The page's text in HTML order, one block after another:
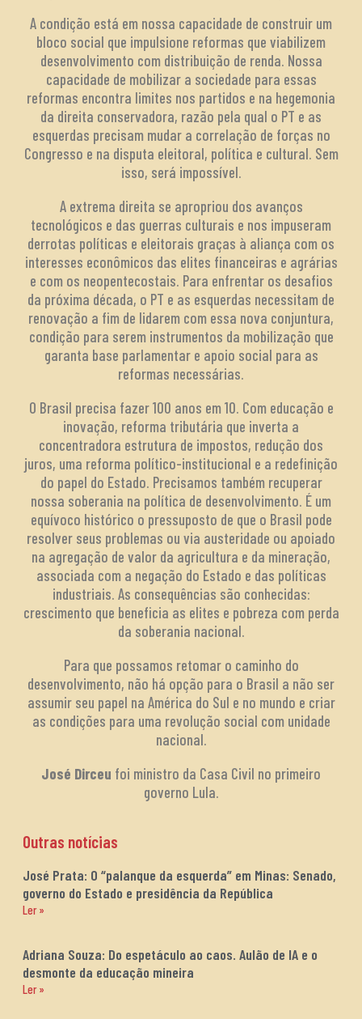
A condição está em nossa capacidade de construir um
bloco social que impulsione reformas que viabilizem
desenvolvimento com distribuição de renda. Nossa
capacidade de mobilizar a sociedade para essas
reformas encontra limites nos partidos e na hegemonia
da direita conservadora, razão pela qual o PT e as
esquerdas precisam mudar a correlação de forças no
Congresso e na disputa eleitoral, política e cultural. Sem
isso, será impossível.
A extrema direita se apropriou dos avanços
tecnológicos e das guerras culturais e nos impuseram
derrotas políticas e eleitorais graças à aliança com os
interesses econômicos das elites financeiras e agrárias
e com os neopentecostais. Para enfrentar os desafios
da próxima década, o PT e as esquerdas necessitam de
renovação a fim de lidarem com essa nova conjuntura,
condição para serem instrumentos da mobilização que
garanta base parlamentar e apoio social para as
reformas necessárias.
O Brasil precisa fazer 100 anos em 10. Com educação e
inovação, reforma tributária que inverta a
concentradora estrutura de impostos, redução dos
juros, uma reforma político-institucional e a redefinição
do papel do Estado. Precisamos também recuperar
nossa soberania na política de desenvolvimento. É um
equívoco histórico o pressuposto de que o Brasil pode
resolver seus problemas ou via austeridade ou apoiado
na agregação de valor da agricultura e da mineração,
associada com a negação do Estado e das políticas
industriais. As consequências são conhecidas:
crescimento que beneficia as elites e pobreza com perda
da soberania nacional.
Para que possamos retomar o caminho do
desenvolvimento, não há opção para o Brasil a não ser
assumir seu papel na América do Sul e no mundo e criar
as condições para uma revolução social com unidade
nacional.
José Dirceu foi ministro da Casa Civil no primeiro
governo Lula.
Outras notícias
José Prata: O “palanque da esquerda” em Minas: Senado,
governo do Estado e presidência da República
Ler »
Adriana Souza: Do espetáculo ao caos. Aulão de IA e o
desmonte da educação mineira
Ler »